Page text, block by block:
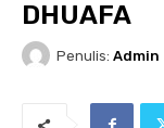
DHUAFA
Penulis: Admin